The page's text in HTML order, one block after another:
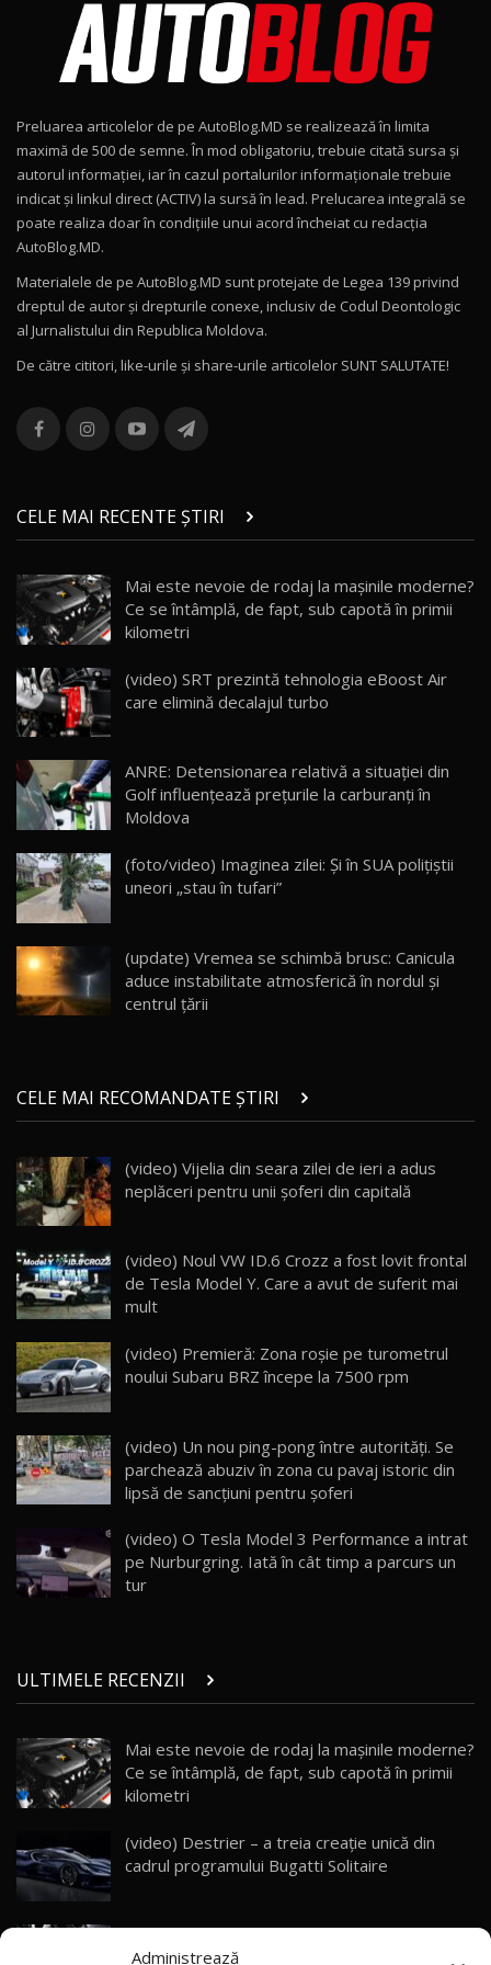
Administrează
15:08
Noul Geely EX2 / Test Drive AutoBlog.MD
15:22
Mercedes-AMG E 53 HYBRID 4MATIC+ / Test
Drive AutoBlog.MD
16:27
11
Noul Volvo ES90 / Test Drive AutoBlog.MD
12
Noul MG HS / Test Drive AutoBlog.MD
16:48
13
combină aventura cu luxul / AutoBlog.MD
36:08
chinez care face lumea să se întoarcă după el
/ AutoBlog.MD
17:27
15 14:37
16
AutoBlogMD
13:10
17 20:06
30:08
AutoBlog.MD
23:36
20
Noul ZEEKR 7X / Test Drive AutoBlog.MD
29:08
21
Micul BYD Dolphin Surf / Test Drive
AutoBlog.MD
16:59
22
Noua Mazda 6e / Test Drive AutoBlog.MD
26:59
23
Lynk & Co 01 / Test Drive AutoBlog.MD
25:19
24
ZEEKR 009: Cel mai Performant și Confortabil
Van Electric Testat în Moldova / AutoBlog.MD
26:38
25
mai Exclusiv și Puternic Defender Testat în
Moldova
32:21
AutoBlog.MD
10:57
28
Noul Geely Monjaro 2025! Mai ieftin și mai
dotat / Test Drive AutoBlog.MD
29
ZEEKR 9X - PRIMUL TEST DRIVE ÎN ROMÂNĂ!
CUM SE CONDUCE?
33:40
30
Primele impresii despre BYD Seal U DM-i,
Sealion 7 și Seal 5 DM-i / Test Drive
AutoBlog.MD
Preluarea articolelor de pe AutoBlog.MD se realizează în limita
maximă de 500 de semne. În mod obligatoriu, trebuie citată sursa și
autorul informației, iar în cazul portalurilor informaționale trebuie
indicat și linkul direct (ACTIV) la sursă în lead. Prelucarea integrală se
poate realiza doar în condițiile unui acord încheiat cu redacţia
AutoBlog.MD.
Materialele de pe AutoBlog.MD sunt protejate de Legea 139 privind
dreptul de autor și drepturile conexe, inclusiv de Codul Deontologic
al Jurnalistului din Republica Moldova.
De către cititori, like-urile şi share-urile articolelor SUNT SALUTATE!
CELE MAI RECENTE ȘTIRI
Mai este nevoie de rodaj la mașinile moderne?
Ce se întâmplă, de fapt, sub capotă în primii
kilometri
(video) SRT prezintă tehnologia eBoost Air
care elimină decalajul turbo
ANRE: Detensionarea relativă a situației din
Golf influențează prețurile la carburanți în
Moldova
(foto/video) Imaginea zilei: Și în SUA polițiștii
uneori „stau în tufari”
(update) Vremea se schimbă brusc: Canicula
aduce instabilitate atmosferică în nordul și
centrul țării
CELE MAI RECOMANDATE ȘTIRI
(video) Vijelia din seara zilei de ieri a adus
neplăceri pentru unii şoferi din capitală
(video) Noul VW ID.6 Crozz a fost lovit frontal
de Tesla Model Y. Care a avut de suferit mai
mult
(video) Premieră: Zona roşie pe turometrul
noului Subaru BRZ începe la 7500 rpm
(video) Un nou ping-pong între autorități. Se
parchează abuziv în zona cu pavaj istoric din
lipsă de sancțiuni pentru șoferi
(video) O Tesla Model 3 Performance a intrat
pe Nurburgring. Iată în cât timp a parcurs un
tur
ULTIMELE RECENZII
Mai este nevoie de rodaj la mașinile moderne?
Ce se întâmplă, de fapt, sub capotă în primii
kilometri
(video) Destrier – a treia creație unică din
cadrul programului Bugatti Solitaire
(video) SRT prezintă tehnologia eBoost Air
care elimină decalajul turbo